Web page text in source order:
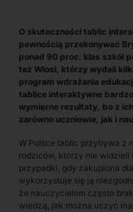
O skuteczności tablic
pewnością przekonywać
ponad 90 proc. klas szkół
też Włosi, którzy wydali
program wdrażania
tablice interaktywne
wymierne rezultaty, bo z
zarówno uczniowie, jak i
W Polsce tablic przybywa z
rodziców, którzy nie widzieli
przypadki, gdy zakupiona
wykorzystuje się ją
że nauczycielom często
wiedzą, jak można uczyć